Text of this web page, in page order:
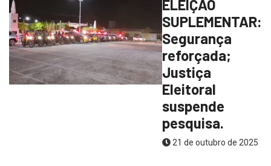
ELEIÇÃO
SUPLEMENTAR:
Segurança
reforçada;
Justiça
Eleitoral
suspende
pesquisa.
21 de outubro de 2025